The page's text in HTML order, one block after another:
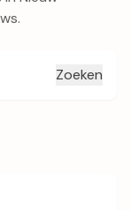
Zoeken